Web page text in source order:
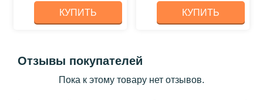
КУПИТЬ КУПИТЬ
Отзывы покупателей
Пока к этому товару нет отзывов.